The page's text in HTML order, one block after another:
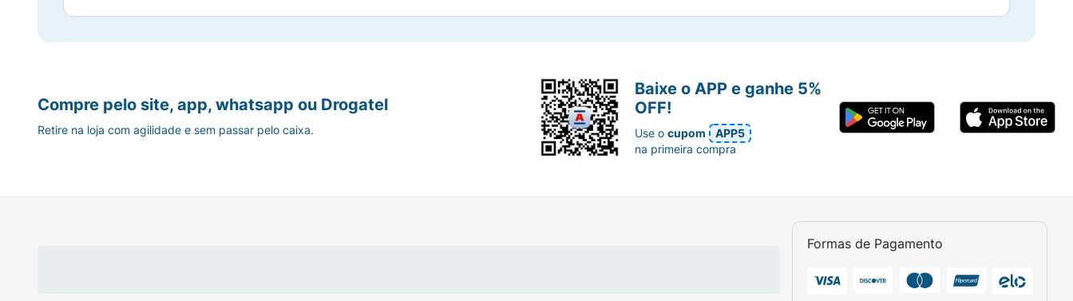
Formas de Pagamento
Compre pelo site, app, whatsapp ou Drogatel
Retire na loja com agilidade e sem passar pelo caixa.
Baixe o APP e ganhe 5%
OFF!
Use ocupom
APP5
na primeira compra